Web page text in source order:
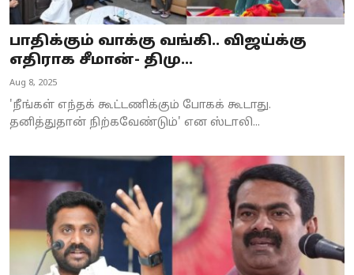
பாதிக்கும் வாக்கு வங்கி.. விஜய்க்கு
எதிராக சீமான்- திமு...
Aug 8, 2025
'நீங்கள் எந்தக் கூட்டணிக்கும் போகக் கூடாது.
தனித்துதான் நிற்கவேண்டும்' என ஸ்டாலி...